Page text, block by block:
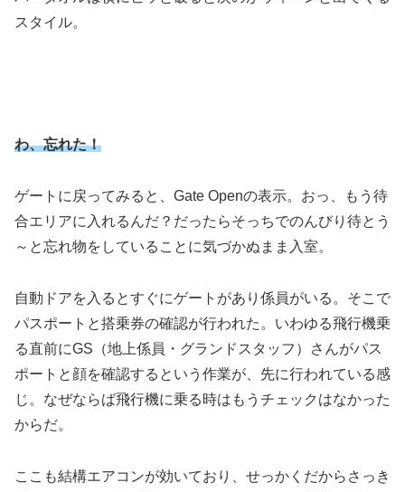
スタイル。
わ、忘れた！
ゲートに戻ってみると、Gate Openの表示。おっ、もう待
合エリアに入れるんだ？だったらそっちでのんびり待とう
～と忘れ物をしていることに気づかぬまま入室。
自動ドアを入るとすぐにゲートがあり係員がいる。そこで
パスポートと搭乗券の確認が行われた。いわゆる飛行機乗
る直前にGS（地上係員・グランドスタッフ）さんがパス
ポートと顔を確認するという作業が、先に行われている感
じ。なぜならば飛行機に乗る時はもうチェックはなかった
からだ。
ここも結構エアコンが効いており、せっかくだからさっき